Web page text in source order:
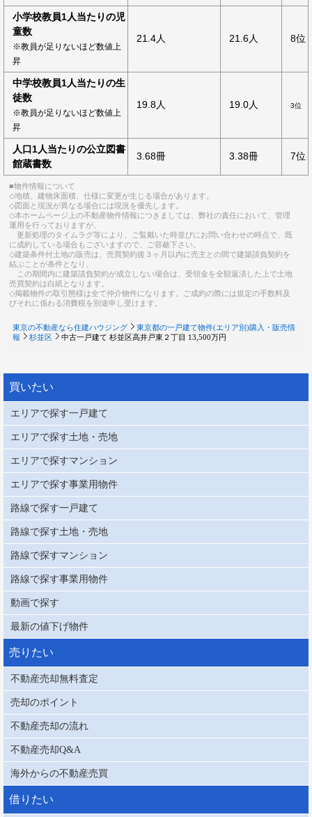
小学校教員1人当たりの児
童数
※教員が足りないほど数値上
昇
21.4人 21.6人 8位
中学校教員1人当たりの生
徒数
※教員が足りないほど数値上
昇
19.8人 19.0人 3位
人口1人当たりの公立図書
館蔵書数
3.68冊 3.38冊 7位
■物件情報について
◇地積、建物床面積、仕様に変更が生じる場合があります。
◇図面と現況が異なる場合には現況を優先します。
◇本ホームページ上の不動産物件情報につきましては、弊社の責任において、管理
運用を行っておりますが、
更新処理のタイムラグ等により、ご覧戴いた時並びにお問い合わせの時点で、既
に成約している場合もございますので、ご容赦下さい。
◇建築条件付土地の販売は、売買契約後３ヶ月以内に売主との間で建築請負契約を
結ぶことが条件となり、
この期間内に建築請負契約が成立しない場合は、受領金を全額返済した上で土地
売買契約は白紙となります。
◇掲載物件の取引態様は全て仲介物件になります。ご成約の際には規定の手数料及
びそれに係わる消費税を別途申し受けます。
東京の不動産なら住建ハウジング
東京都の一戸建て物件(エリア別)購入・販売情
報
杉並区 中古一戸建て 杉並区高井戸東２丁目 13,500万円
買いたい
エリアで探す一戸建て
エリアで探す土地・売地
エリアで探すマンション
エリアで探す事業用物件
路線で探す一戸建て
路線で探す土地・売地
路線で探すマンション
路線で探す事業用物件
動画で探す
最新の値下げ物件
売りたい
不動産売却無料査定
売却のポイント
不動産売却の流れ
不動産売却Q&A
海外からの不動産売買
借りたい